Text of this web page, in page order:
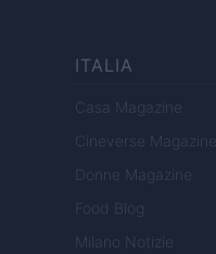
ITALIA
Casa Magazine
Cineverse Magazine
Donne Magazine
Food Blog
Milano Notizie